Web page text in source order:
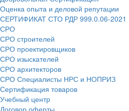
Оценка опыта и деловой репутации
СЕРТИФИКАТ СТО РДР 999.0.06-2021
СРО
СРО строителей
СРО проектировщиков
СРО изыскателей
СРО архитекторов
СРО Специалисты НРС и НОПРИЗ
Сертификация товаров
Учебный центр
Договор оферты